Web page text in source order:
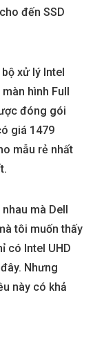
đến SSD
xử lý Intel
màn hình Full
đóng gói
giá 1479
mẫu rẻ nhất
mà Dell
tôi muốn thấy
có Intel UHD
Nhưng
này có khả